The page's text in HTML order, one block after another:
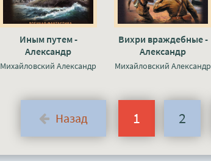
Иным путем -
Александр
Михайловский, Юлия
Михайловский Александр
Вихри враждебные -
Александр
Михайловский, Юлия
Михайловский Александр
Назад 1 2